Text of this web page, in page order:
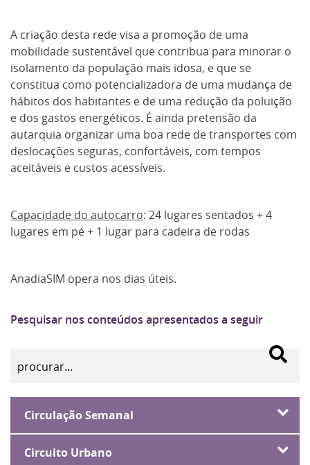
A criação desta rede visa a promoção de uma
mobilidade sustentável que contribua para minorar o
isolamento da população mais idosa, e que se
constitua como potencializadora de uma mudança de
hábitos dos habitantes e de uma redução da poluição
e dos gastos energéticos. É ainda pretensão da
autarquia organizar uma boa rede de transportes com
deslocações seguras, confortáveis, com tempos
aceitáveis e custos acessíveis.
Capacidade do autocarro: 24 lugares sentados + 4
lugares em pé + 1 lugar para cadeira de rodas
AnadiaSIM opera nos dias úteis.
Pesquisar nos conteúdos apresentados a seguir
Circulação Semanal
Circuito Urbano